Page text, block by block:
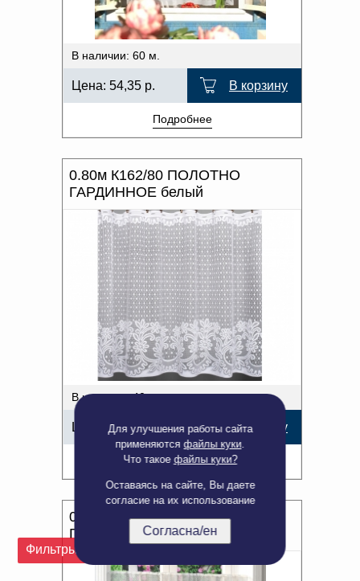
Для улучшения работы сайта
применяютсяфайлы куки.
Что такое файлы куки?
Оставаясь на сайте, Вы даете
согласие на их использование
Согласна/ен
Фильтры
В наличии: 60 м.
Цена: 54,35 р. В корзину
Подробнее
0.80м К162/80 ПОЛОТНО
ГАРДИННОЕ белый
В наличии: 40 м.
Цена:65,82р. В корзину
Подробнее
0.80м К586/80 ПОЛОТНО
ГАРДИННОЕ белый